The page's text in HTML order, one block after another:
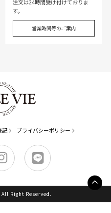
注文は24時間受け付けておりま
す。
営業時間等のご案内
記 プライバシーポリシー
Right Reserved.